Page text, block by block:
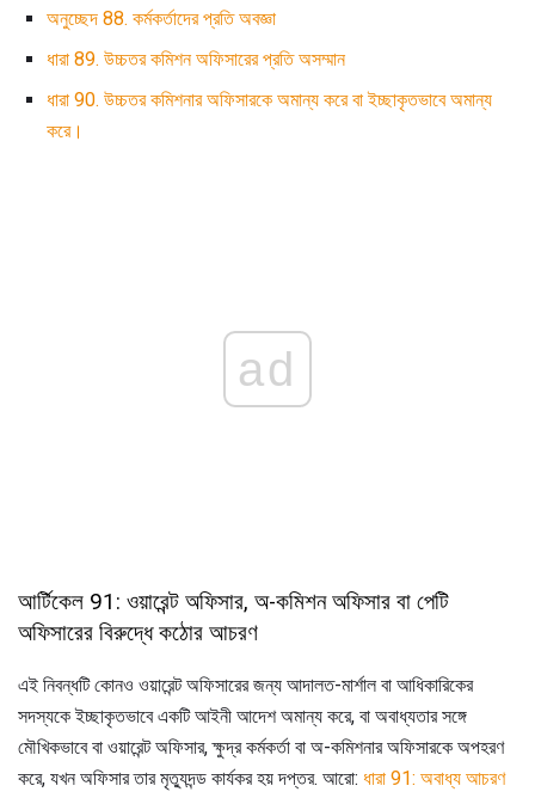
অনুচ্ছেদ 88. কর্মকর্তাদের প্রতি অবজ্ঞা
ধারা 89. উচ্চতর কমিশন অফিসারের প্রতি অসম্মান
ধারা 90. উচ্চতর কমিশনার অফিসারকে অমান্য করে বা ইচ্ছাকৃতভাবে অমান্য
করে।
ad
আর্টিকেল 91: ওয়ারেন্ট অফিসার, অ-কমিশন অফিসার বা পেটি
অফিসারের বিরুদ্ধে কঠোর আচরণ
এই নিবন্ধটি কোনও ওয়ারেন্ট অফিসারের জন্য আদালত-মার্শাল বা আধিকারিকের
সদস্যকে ইচ্ছাকৃতভাবে একটি আইনী আদেশ অমান্য করে, বা অবাধ্যতার সঙ্গে
মৌখিকভাবে বা ওয়ারেন্ট অফিসার, ক্ষুদ্র কর্মকর্তা বা অ-কমিশনার অফিসারকে অপহরণ
করে, যখন অফিসার তার মৃত্যুদন্ড কার্যকর হয় দপ্তর. আরো: ধারা 91: অবাধ্য আচরণ